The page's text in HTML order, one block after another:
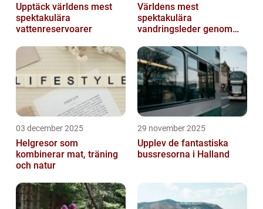
Upptäck världens mest
spektakulära
vattenreservoarer
Världens mest
spektakulära
vandringsleder genom
03 december 2025
Helgresor som
kombinerar mat, träning
och natur
29 november 2025
Upplev de fantastiska
bussresorna i Halland